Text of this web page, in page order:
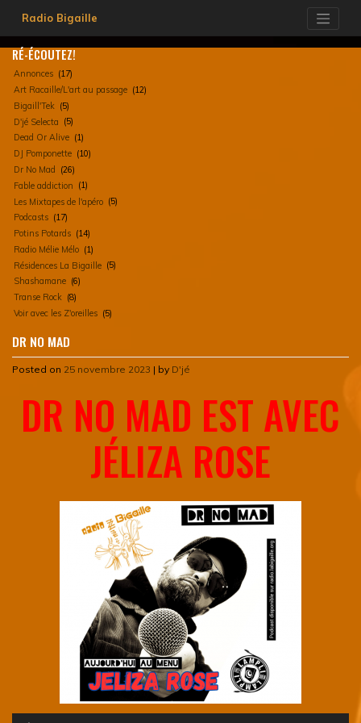
content
Radio Bigaille
RÉ-ÉCOUTEZ!
Annonces (17)
Art Racaille/L'art au passage (12)
Bigaill'Tek (5)
D'jé Selecta (5)
Dead Or Alive (1)
DJ Pomponette (10)
Dr No Mad
(26)
Fable addiction (1)
Les Mixtapes de l'apéro (5)
Podcasts (17)
Potins Potards (14)
Radio Mélie Mélo (1)
Résidences La Bigaille (5)
Shashamane (6)
Transe Rock (8)
Voir avec les Z'oreilles (5)
DR NO MAD
Posted on 25 novembre 2023 | by D'jé
DR NO MAD EST AVEC
JÉLIZA ROSE
Lecteur